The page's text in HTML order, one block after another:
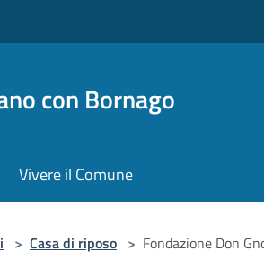
con Bornago
Vivere il Comune
> Casa di riposo > Fondazione Don